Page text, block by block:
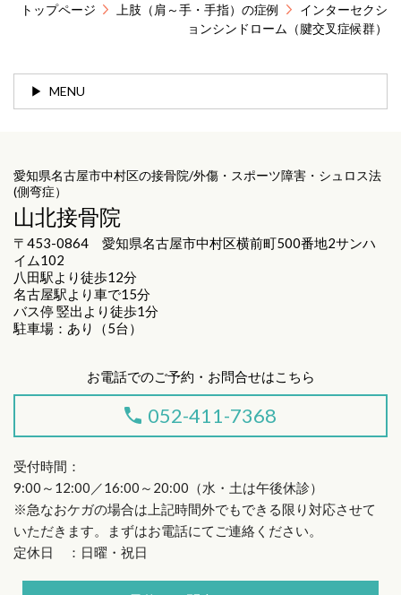
トップページ 上肢（肩～手・手指）の症例
インターセクシ
ョンシンドローム（腱交叉症候群）
MENU
愛知県名古屋市中村区の接骨院/外傷・スポーツ障害・シュロス法
(側弯症）
山北接骨院
〒453-0864 愛知県名古屋市中村区横前町500番地2サンハ
イム102
八田駅より徒歩12分
名古屋駅より車で15分
バス停 竪出より徒歩1分
駐車場：あり（5台）
お電話でのご予約・お問合せはこちら
052-411-7368
受付時間：
9:00～12:00／16:00～20:00（水・土は午後休診）
※急なおケガの場合は上記時間外でもできる限り対応させて
いただきます。まずはお電話にてご連絡ください。
定休日 ：日曜・祝日